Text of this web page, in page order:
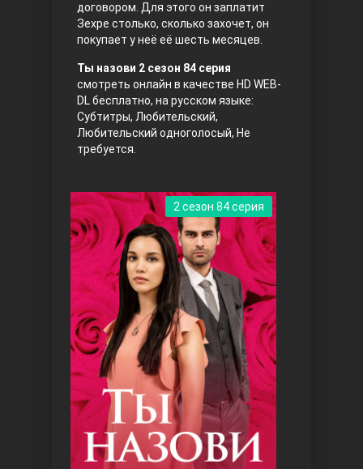
Любовь напрокат
Три сестры
договором. Для этого он заплатит
Зехре столько, сколько захочет, он
покупает у неё её шесть месяцев.
Ты назови 2 сезон 84 серия
смотреть онлайн в качестве HD WEB-
DL бесплатно, на русском языке:
Субтитры, Любительский,
Любительский одноголосый, Не
требуется.
2 сезон 84 серия